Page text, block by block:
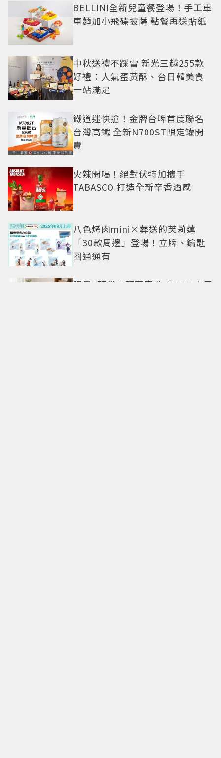
BELLINI全新兒童餐登場！手工車
車麵加小飛碟披薩 點餐再送貼紙
中秋送禮不踩雷 新光三越255款
好禮：人氣蛋黃酥、台日韓美食
一站滿足
鐵道迷快搶！金牌台啤首度聯名
台灣高鐵 全新N700ST限定罐開
賣
火辣開喝！絕對伏特加攜手
TABASCO 打造全新辛香酒感
八色烤肉mini×葬送的芙莉蓮
「30款周邊」登場！立牌、鑰匙
圈通通有
限量1萬袋！萊爾富推「2026中元